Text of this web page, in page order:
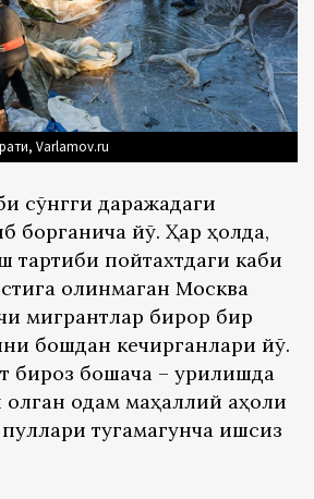
Varlamov.ru
сўнгги даражадаги
борганича йўқ. Ҳар ҳолда,
тартиби пойтахтдаги каби
олинмаган Москва
мигрантлар бирор бир
бошдан кечирганлари йўқ.
бироз бошқача – қурилишда
одам маҳаллий аҳоли
тугамагунча ишсиз